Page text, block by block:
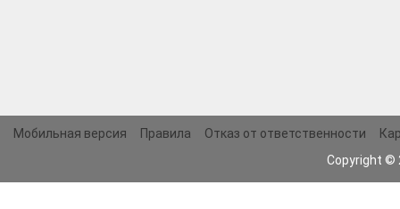
Мобильная версия Правила Отказ от ответственности
Copyright ©